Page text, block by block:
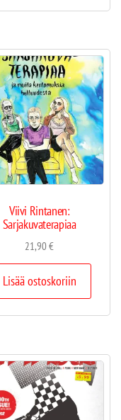
Viivi Rintanen:
Sarjakuvaterapiaa
21,90€
Lisää ostoskoriin